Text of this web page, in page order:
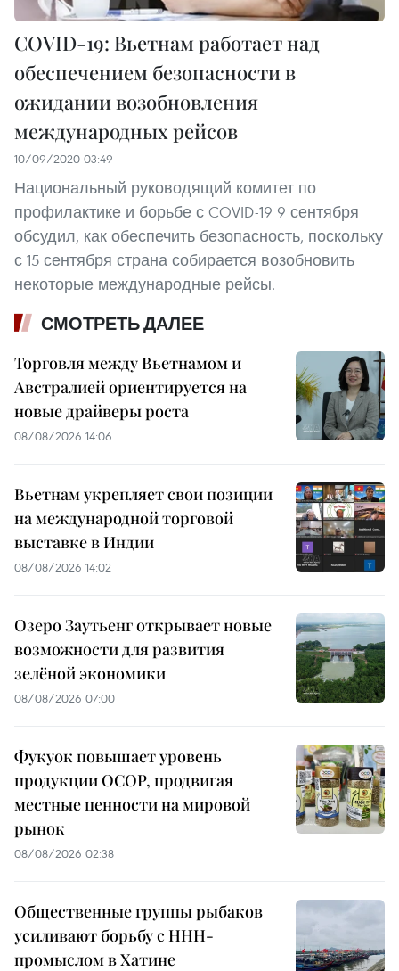
COVID-19: Вьетнам работает над
обеспечением безопасности в
ожидании возобновления
международных рейсов
10/09/2020 03:49
Национальный руководящий комитет по
профилактике и борьбе с COVID-19 9 сентября
обсудил, как обеспечить безопасность, поскольку
с 15 сентября страна собирается возобновить
некоторые международные рейсы.
СМОТРЕТЬ ДАЛЕЕ
Торговля между Вьетнамом и
Австралией ориентируется на
новые драйверы роста
08/08/2026 14:06
Вьетнам укрепляет свои позиции
на международной торговой
выставке в Индии
08/08/2026 14:02
Озеро Заутьенг открывает новые
возможности для развития
зелёной экономики
08/08/2026 07:00
Фукуок повышает уровень
продукции OCOP, продвигая
местные ценности на мировой
рынок
08/08/2026 02:38
Общественные группы рыбаков
усиливают борьбу с ННН-
промыслом в Хатине